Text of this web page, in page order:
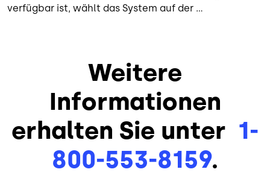
verfügbar ist, wählt das System auf der ...
Weitere
Informationen
erhalten Sie unter 1-
800-553-8159.